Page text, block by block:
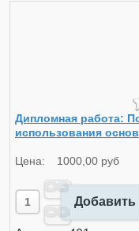
Дипломная работа:
использования
Цена: 1000,00 руб
Добавить